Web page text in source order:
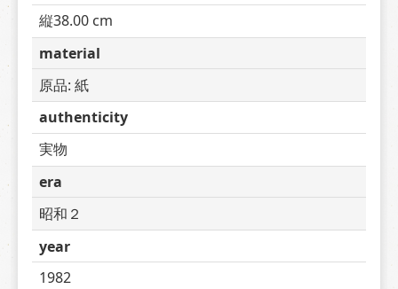
縦38.00 cm
material
原品: 紙
authenticity
実物
era
昭和２
year
1982